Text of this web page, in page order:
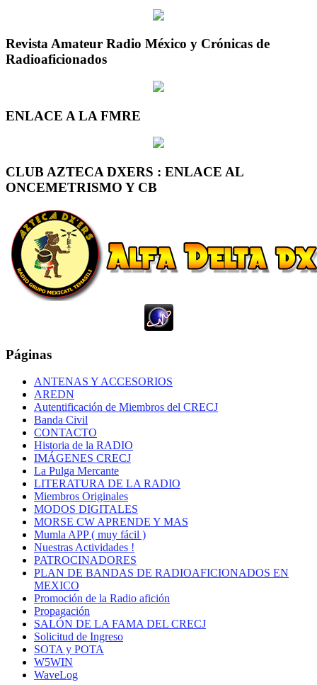
Revista Amateur Radio México y Crónicas de
Radioaficionados
ENLACE A LA FMRE
CLUB AZTECA DXERS : ENLACE AL
ONCEMETRISMO Y CB
Páginas
ANTENAS Y ACCESORIOS
AREDN
Autentificación de Miembros del CRECJ
Banda Civil
CONTACTO
Historia de la RADIO
IMÁGENES CRECJ
La Pulga Mercante
LITERATURA DE LA RADIO
Miembros Originales
MODOS DIGITALES
MORSE CW APRENDE Y MAS
Mumla APP ( muy fácil )
Nuestras Actividades !
PATROCINADORES
PLAN DE BANDAS DE RADIOAFICIONADOS EN
MEXICO
Promoción de la Radio afición
Propagación
SALÓN DE LA FAMA DEL CRECJ
Solicitud de Ingreso
SOTA y POTA
W5WIN
WaveLog